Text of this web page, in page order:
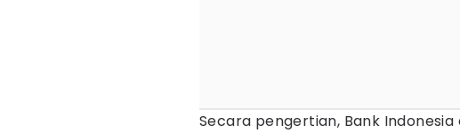
Secara pengertian, Bank